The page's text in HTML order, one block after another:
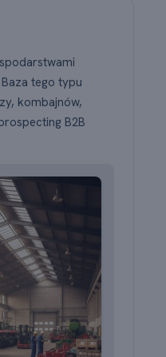
tego typu
kombajnów,
B2B